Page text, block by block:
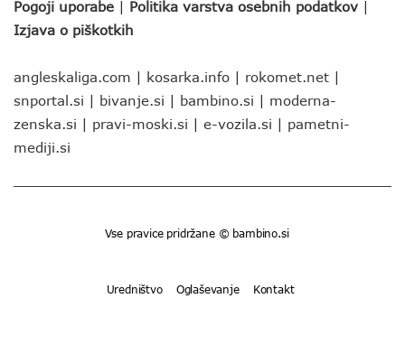
Pogoji uporabe | Politika varstva osebnih podatkov |
Izjava o piškotkih
angleskaliga.com | kosarka.info | rokomet.net |
snportal.si | bivanje.si | bambino.si | moderna-
zenska.si | pravi-moski.si | e-vozila.si | pametni-
mediji.si
Vse pravice pridržane © bambino.si
Uredništvo Oglaševanje Kontakt